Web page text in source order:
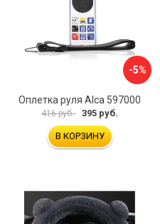
-5%
Оплетка руля Alca 597000
416 руб. 395 руб.
В КОРЗИНУ